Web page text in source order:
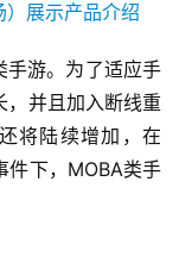
手游。为了适应手
，并且加入断线重
将陆续增加，在
件下，MOBA类手